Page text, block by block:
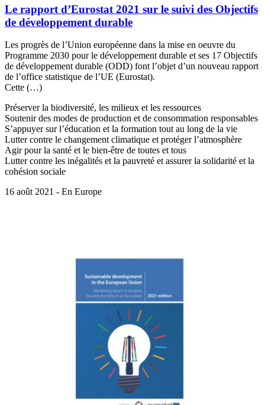
Le rapport d’Eurostat 2021 sur le suivi des Objectifs
de développement durable
Les progrès de l’Union européenne dans la mise en oeuvre du
Programme 2030 pour le développement durable et ses 17 Objectifs
de développement durable (ODD) font l’objet d’un nouveau rapport
de l’office statistique de l’UE (Eurostat).
Cette (…)
Préserver la biodiversité, les milieux et les ressources
Soutenir des modes de production et de consommation responsables
S’appuyer sur l’éducation et la formation tout au long de la vie
Lutter contre le changement climatique et protéger l’atmosphère
Agir pour la santé et le bien-être de toutes et tous
Lutter contre les inégalités et la pauvreté et assurer la solidarité et la
cohésion sociale
16 août 2021 - En Europe